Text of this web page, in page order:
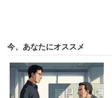
今、あなたにオススメ